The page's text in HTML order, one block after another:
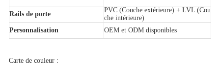
Rails de porte
PVC (Couche extérieure) + LVL (Cou
che intérieure)
Personnalisation
OEM et ODM disponibles
Carte de couleur :